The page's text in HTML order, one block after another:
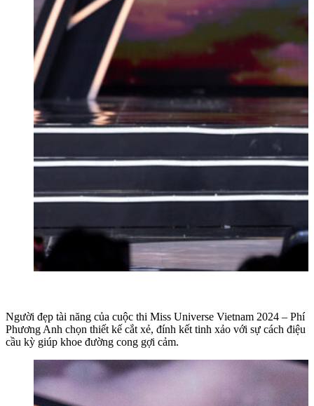
Người đẹp tài năng của cuộc thi Miss Universe Vietnam 2024 – Phí
Phương Anh chọn thiết kế cắt xẻ, đính kết tinh xảo với sự cách điệu
cầu kỳ giúp khoe đường cong gợi cảm.